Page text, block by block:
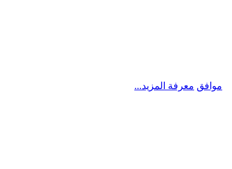
موافق معرفة المزيد...